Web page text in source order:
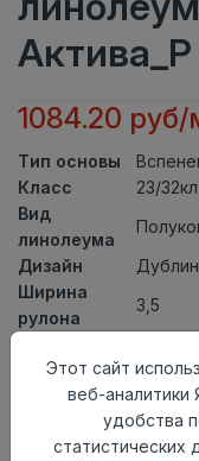
1084.20
Тип основы
Класс
23/32кл
Вид
линолеума
Дизайн
Ширина
рулона
3,5
толщина
Толщина
защитного
слоя
0,40мм
Этот сайт
веб-
удобства
статистических